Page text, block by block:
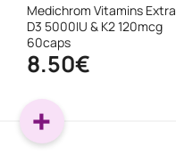
Medichrom Vitamins Extra
D3 5000IU & K2 120mcg
60caps
8.50€